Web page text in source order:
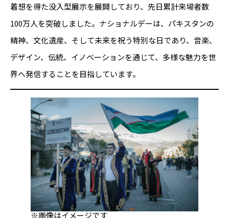
着想を得た没入型展示を展開しており、先日累計来場者数
100万人を突破しました。ナショナルデーは、パキスタンの
精神、文化遺産、そして未来を祝う特別な日であり、音楽、
デザイン、伝統、イノベーションを通じて、多様な魅力を世
界へ発信することを目指しています。
※画像はイメージです